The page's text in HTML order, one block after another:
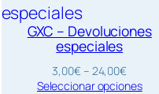
GXC – Devoluciones
especiales
3,00€ – 24,00€
de
Seleccionar opciones